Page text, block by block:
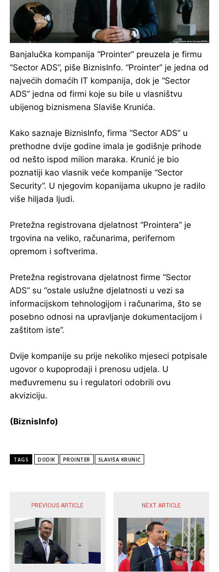
Banjalučka kompanija “Prointer” preuzela je firmu
“Sector ADS”, piše BiznisInfo. “Prointer” je jedna od
najvećih domaćih IT kompanija, dok je “Sector
ADS” jedna od firmi koje su bile u vlasništvu
ubijenog biznismena Slaviše Krunića.
Kako saznaje BiznisInfo, firma “Sector ADS” u
prethodne dvije godine imala je godišnje prihode
od nešto ispod milion maraka. Krunić je bio
poznatiji kao vlasnik veće kompanije “Sector
Security”. U njegovim kopanijama ukupno je radilo
više hiljada ljudi.
Pretežna registrovana djelatnost “Prointera” je
trgovina na veliko, računarima, perifernom
opremom i softverima.
Pretežna registrovana djelatnost firme “Sector
ADS” su “ostale uslužne djelatnosti u vezi sa
informacijskom tehnologijom i računarima, što se
posebno odnosi na upravljanje dokumentacijom i
zaštitom iste”.
Dvije kompanije su prije nekoliko mjeseci potpisale
ugovor o kupoprodaji i prenosu udjela. U
međuvremenu su i regulatori odobrili ovu
akviziciju.
(BiznisInfo)
TAGS DODIK PROINTER SLAVIŠA KRUNIĆ
PREVIOUS ARTICLE NEXT ARTICLE